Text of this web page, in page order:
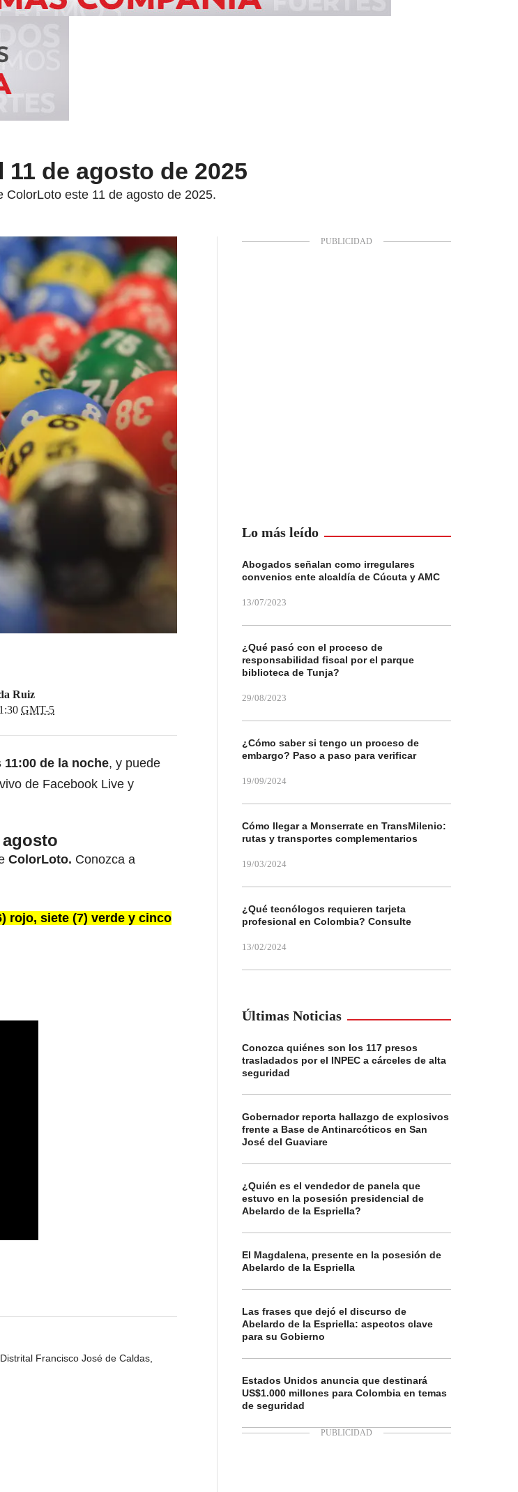
de agosto de 2025
este 11 de agosto de 2025.
Ruiz
GMT-5
de la noche, y puede
de Facebook Live y
ColorLoto. Conozca a
rojo, siete (7) verde y cinco
Francisco José de Caldas,
Lo más leído
Abogados señalan como irregulares
convenios ente alcaldía de Cúcuta y AMC
13/07/2023
¿Qué pasó con el proceso de
responsabilidad fiscal por el parque
biblioteca de Tunja?
29/08/2023
¿Cómo saber si tengo un proceso de
embargo? Paso a paso para verificar
19/09/2024
Cómo llegar a Monserrate en TransMilenio:
rutas y transportes complementarios
19/03/2024
¿Qué tecnólogos requieren tarjeta
profesional en Colombia? Consulte
13/02/2024
Últimas Noticias
Conozca quiénes son los 117 presos
trasladados por el INPEC a cárceles de alta
seguridad
Gobernador reporta hallazgo de explosivos
frente a Base de Antinarcóticos en San
José del Guaviare
¿Quién es el vendedor de panela que
estuvo en la posesión presidencial de
Abelardo de la Espriella?
El Magdalena, presente en la posesión de
Abelardo de la Espriella
Las frases que dejó el discurso de
Abelardo de la Espriella: aspectos clave
para su Gobierno
Estados Unidos anuncia que destinará
US$1.000 millones para Colombia en temas
de seguridad